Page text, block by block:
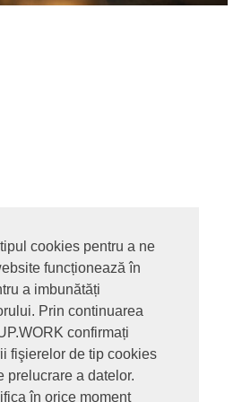
cookies pentru a ne
funcționează în
a imbunătăți
Prin continuarea
confirmați
fişierelor de tip cookies
prelucrare a datelor.
în orice moment
rezervate
Termeni si conditii | Politica de
de livrare si anulare comanda |